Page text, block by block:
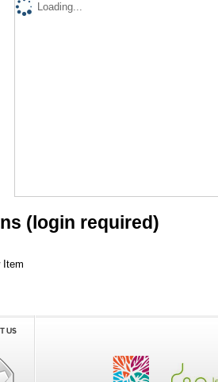
Loading...
(login required)
Item